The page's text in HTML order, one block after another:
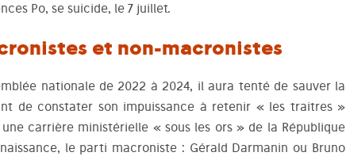
Po, se suicide, le 7 juillet.
et non-macronistes
nationale de 2022 à 2024, il aura tenté de sauver la
de constater son impuissance à retenir « les traitres »
carrière ministérielle « sous les ors » de la République
le parti macroniste : Gérald Darmanin ou Bruno